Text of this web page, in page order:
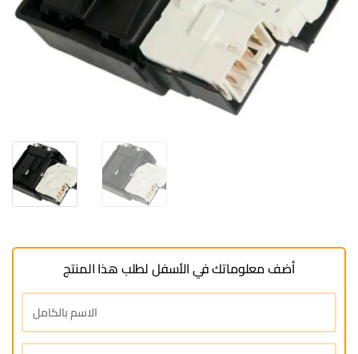
أضف معلوماتك في الأسفل لطلب هذا المنتج